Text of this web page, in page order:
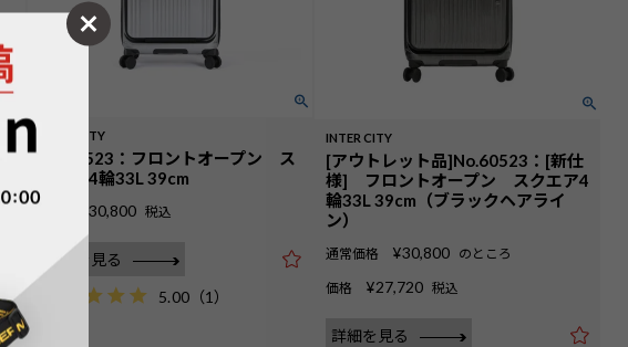
INTER CITY
No.60523：フロントオープン ス
クエア4輪33L 39cm
30,800 税込
詳細を見る
5.00 （1）
INTER CITY
[アウトレット品]No.60523：[新仕
様] フロントオープン スクエア4
輪33L 39cm（ブラックヘアライ
ン）
通常価格 ¥30,800 のところ
価格 ¥27,720 税込
詳細を見る